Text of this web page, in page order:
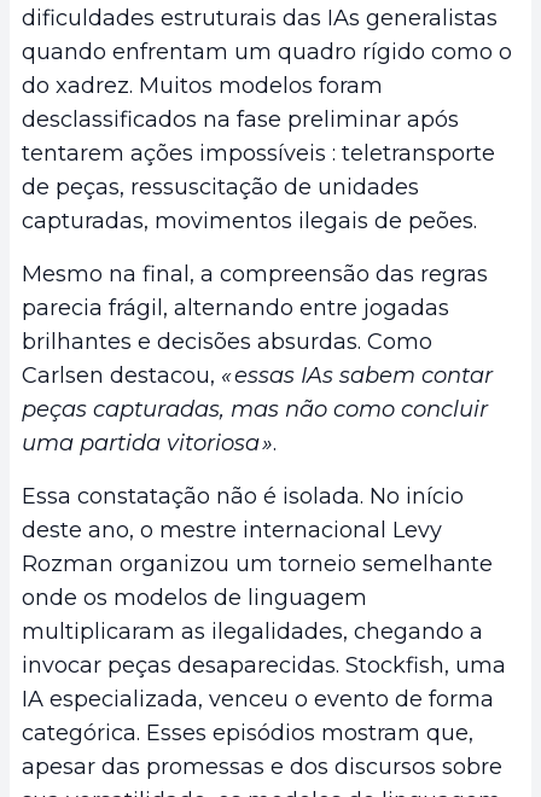
dificuldades estruturais das IAs generalistas
quando enfrentam um quadro rígido como o
do xadrez. Muitos modelos foram
desclassificados na fase preliminar após
tentarem ações impossíveis : teletransporte
de peças, ressuscitação de unidades
capturadas, movimentos ilegais de peões.
Mesmo na final, a compreensão das regras
parecia frágil, alternando entre jogadas
brilhantes e decisões absurdas. Como
Carlsen destacou, « essas IAs sabem contar
peças capturadas, mas não como concluir
uma partida vitoriosa ».
Essa constatação não é isolada. No início
deste ano, o mestre internacional Levy
Rozman organizou um torneio semelhante
onde os modelos de linguagem
multiplicaram as ilegalidades, chegando a
invocar peças desaparecidas. Stockfish, uma
IA especializada, venceu o evento de forma
categórica. Esses episódios mostram que,
apesar das promessas e dos discursos sobre